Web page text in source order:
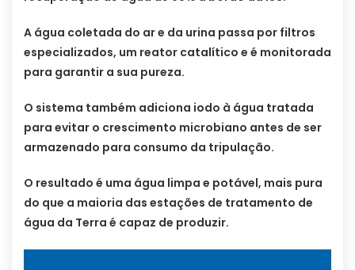
A água coletada do ar e da urina passa por filtros
especializados, um reator catalítico e é monitorada
para garantir a sua pureza.
O sistema também adiciona iodo à água tratada
para evitar o crescimento microbiano antes de ser
armazenado para consumo da tripulação.
O resultado é uma água limpa e potável, mais pura
do que a maioria das estações de tratamento de
água da Terra é capaz de produzir.